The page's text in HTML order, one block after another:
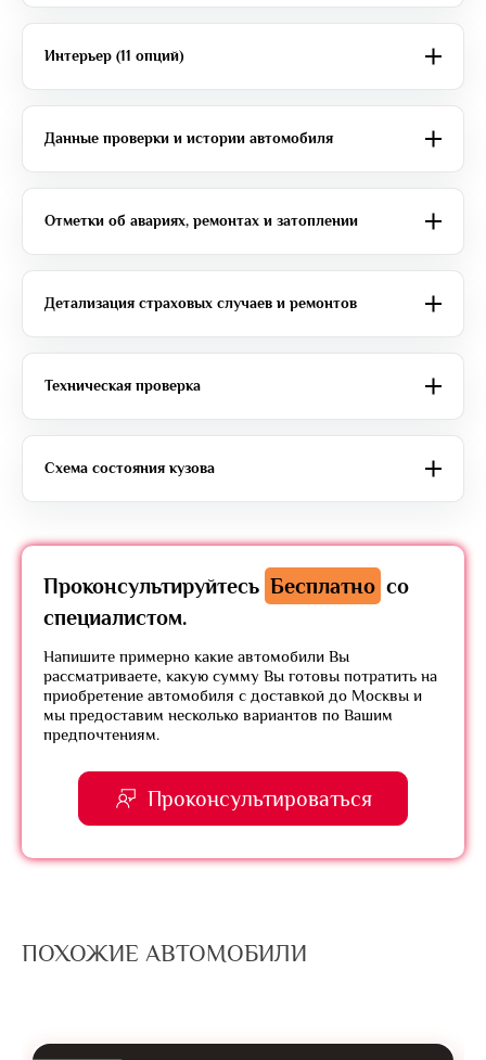
Интерьер (11 опций)
Данные проверки и истории автомобиля
Отметки об авариях, ремонтах и затоплении
Детализация страховых случаев и ремонтов
Техническая проверка
Схема состояния кузова
Проконсультируйтесь Бесплатно со
специалистом.
Напишите примерно какие автомобили Вы
рассматриваете, какую сумму Вы готовы потратить на
приобретение автомобиля с доставкой до Москвы и
мы предоставим несколько вариантов по Вашим
предпочтениям.
Проконсультироваться
ПОХОЖИЕ АВТОМОБИЛИ